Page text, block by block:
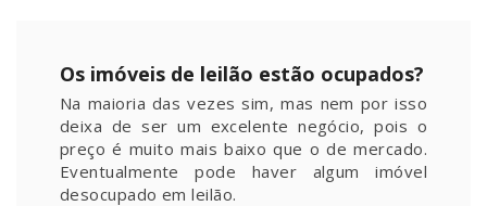
Os imóveis de leilão estão ocupados?
Na maioria das vezes sim, mas nem por isso
deixa de ser um excelente negócio, pois o
preço é muito mais baixo que o de mercado.
Eventualmente pode haver algum imóvel
desocupado em leilão.